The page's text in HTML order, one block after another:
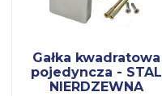
Gałka kwadratowa
pojedyncza - STAL
NIERDZEWNA